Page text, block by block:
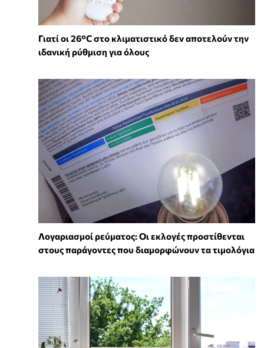
Γιατί οι 26°C στο κλιματιστικό δεν αποτελούν την
ιδανική ρύθμιση για όλους
Λογαριασμοί ρεύματος: Οι εκλογές προστίθενται
στους παράγοντες που διαμορφώνουν τα τιμολόγια